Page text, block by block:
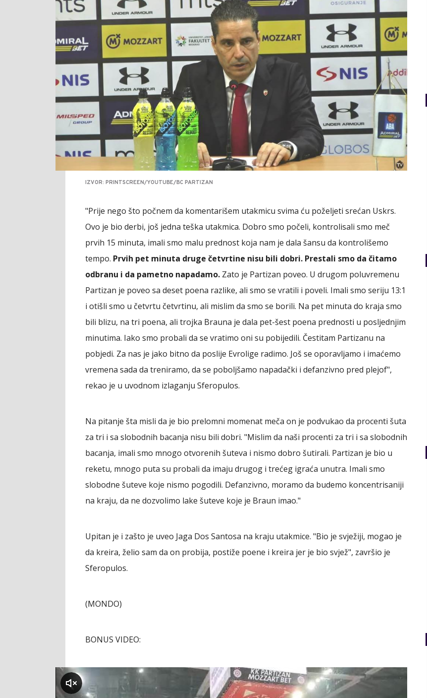
IZVOR: PRINTSCREEN/YOUTUBE/BC PARTIZAN
"Prije nego što počnem da komentarišem utakmicu svima ću poželjeti srećan Uskrs.
Ovo je bio derbi, još jedna teška utakmica. Dobro smo počeli, kontrolisali smo meč
prvih 15 minuta, imali smo malu prednost koja nam je dala šansu da kontrolišemo
tempo. Prvih pet minuta druge četvrtine nisu bili dobri. Prestali smo da čitamo
odbranu i da pametno napadamo. Zato je Partizan poveo. U drugom poluvremenu
Partizan je poveo sa deset poena razlike, ali smo se vratili i poveli. Imali smo seriju 13:1
i otišli smo u četvrtu četvrtinu, ali mislim da smo se borili. Na pet minuta do kraja smo
bili blizu, na tri poena, ali trojka Brauna je dala pet-šest poena prednosti u posljednjim
minutima. Iako smo probali da se vratimo oni su pobijedili. Čestitam Partizanu na
pobjedi. Za nas je jako bitno da poslije Evrolige radimo. Još se oporavljamo i imaćemo
vremena sada da treniramo, da se poboljšamo napadački i defanzivno pred plejof",
rekao je u uvodnom izlaganju Sferopulos.
Na pitanje šta misli da je bio prelomni momenat meča on je podvukao da procenti šuta
za tri i sa slobodnih bacanja nisu bili dobri. "Mislim da naši procenti za tri i sa slobodnih
bacanja, imali smo mnogo otvorenih šuteva i nismo dobro šutirali. Partizan je bio u
reketu, mnogo puta su probali da imaju drugog i trećeg igraća unutra. Imali smo
slobodne šuteve koje nismo pogodili. Defanzivno, moramo da budemo koncentrisaniji
na kraju, da ne dozvolimo lake šuteve koje je Braun imao."
Upitan je i zašto je uveo Jaga Dos Santosa na kraju utakmice. "Bio je svježiji, mogao je
da kreira, želio sam da on probija, postiže poene i kreira jer je bio svjež", završio je
Sferopulos.
(MONDO)
BONUS VIDEO:
klikni za zvuk